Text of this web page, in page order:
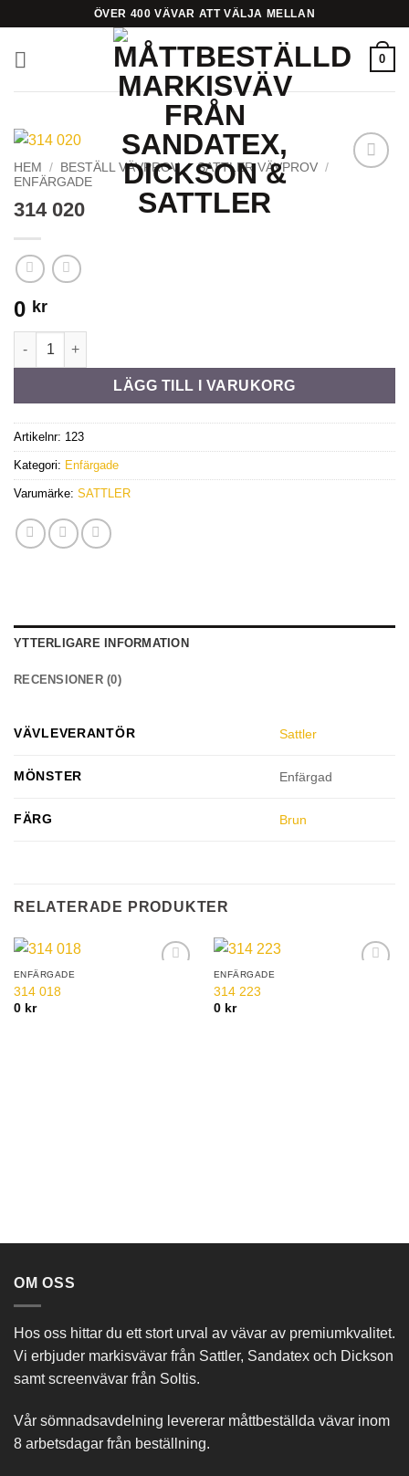
content
ÖVER 400 VÄVAR ATT VÄLJA MELLAN
0
HEM / BESTÄLL VÄVPROV / SATTLER VÄVPROV /
ENFÄRGADE
314 020
0 kr
314 020 mängd
LÄGG TILL I VARUKORG
Artikelnr: 123
Kategori: Enfärgade
Varumärke: SATTLER
YTTERLIGARE INFORMATION
RECENSIONER (0)
VÄVLEVERANTÖR Sattler
MÖNSTER Enfärgad
FÄRG Brun
RELATERADE PRODUKTER
ENFÄRGADE
314 018
0 kr
ENFÄRGADE
314 223
0 kr
OM OSS
Hos oss hittar du ett stort urval av vävar av premiumkvalitet.
Vi erbjuder markisvävar från Sattler, Sandatex och Dickson
samt screenvävar från Soltis.
Vår sömnadsavdelning levererar måttbeställda vävar inom
8 arbetsdagar från beställning.